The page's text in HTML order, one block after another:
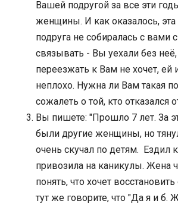
Вашей подругой за все эти
женщины. И как оказалось, эта
подруга не собиралась с вами
связывать - Вы уехали без неё,
переезжать к Вам не хочет, ей
неплохо. Нужна ли Вам такая
сожалеть о той, кто отказался
Вы пишете: "Прошло 7 лет. За
были другие женщины, но
очень скучал по детям. ​ Ездил
привозила на каникулы. Жена
понять, что хочет
тут же говорите, что "Да я и б.